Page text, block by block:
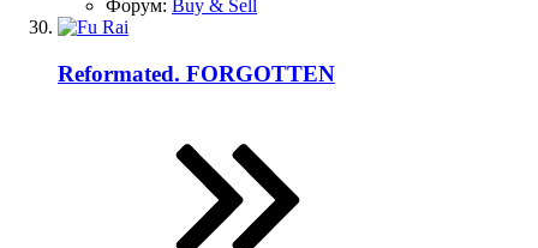
Форум: Buy & Sell
Reformated. FORGOTTEN